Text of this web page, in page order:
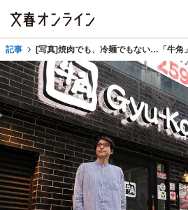
記事 [写真]焼肉でも、冷麺でもない…「牛角